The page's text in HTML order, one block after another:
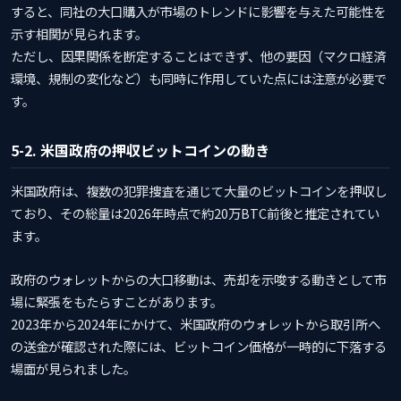
すると、同社の大口購入が市場のトレンドに影響を与えた可能性を
示す相関が見られます。
ただし、因果関係を断定することはできず、他の要因（マクロ経済
環境、規制の変化など）も同時に作用していた点には注意が必要で
す。
5-2. 米国政府の押収ビットコインの動き
米国政府は、複数の犯罪捜査を通じて大量のビットコインを押収し
ており、その総量は2026年時点で約20万BTC前後と推定されてい
ます。
政府のウォレットからの大口移動は、売却を示唆する動きとして市
場に緊張をもたらすことがあります。
2023年から2024年にかけて、米国政府のウォレットから取引所へ
の送金が確認された際には、ビットコイン価格が一時的に下落する
場面が見られました。